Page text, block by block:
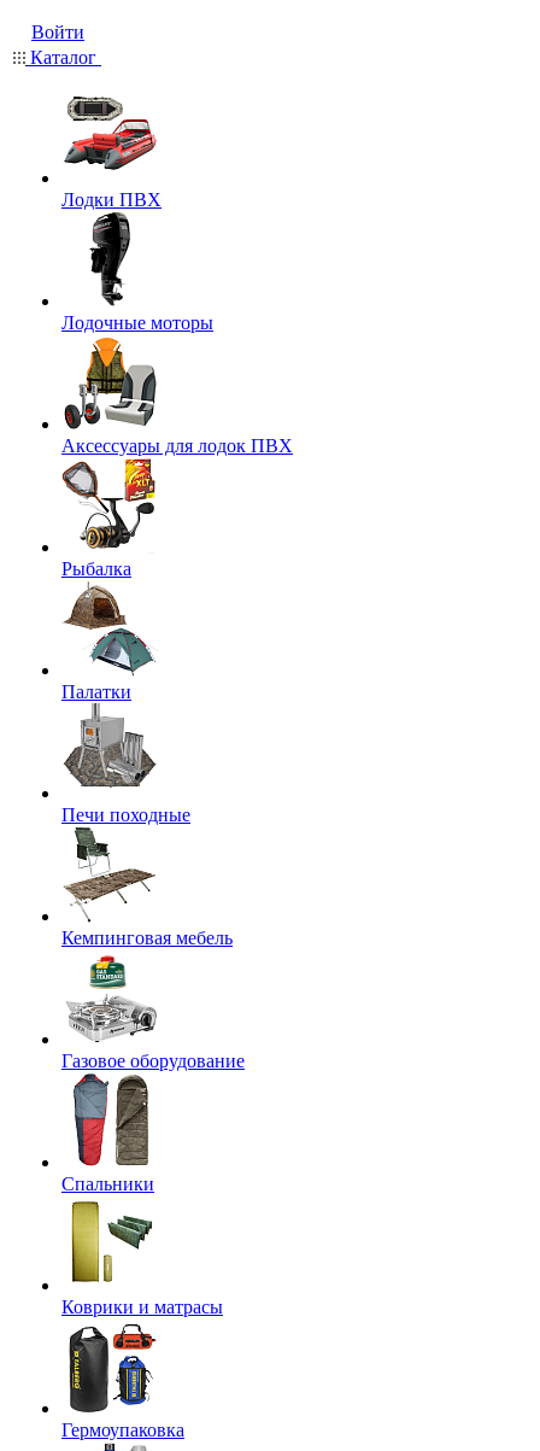
Войти
Каталог
Лодки ПВХ
Лодочные моторы
Аксессуары для лодок ПВХ
Рыбалка
Палатки
Печи походные
Кемпинговая мебель
Газовое оборудование
Спальники
Коврики и матрасы
Гермоупаковка